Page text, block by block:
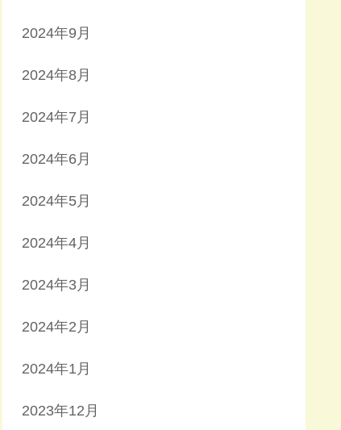
2024年9月
2024年8月
2024年7月
2024年6月
2024年5月
2024年4月
2024年3月
2024年2月
2024年1月
2023年12月